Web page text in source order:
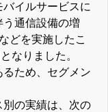
イルサービスに
通信設備の増
どを実施したこ
なりました。
ため、セグメン
の実績は、次の